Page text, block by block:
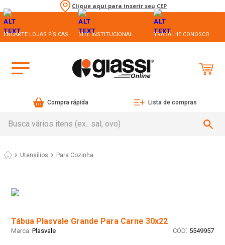
Clique aqui para inserir seu CEP
ENCARTE LOJAS FÍSICAS SITE INSTITUCIONAL TRABALHE CONOSCO
Compra rápida Lista de compras
Utensílios Para Cozinha
Tábua Plasvale Grande Para Carne 30x22
Plasvale : 5549957